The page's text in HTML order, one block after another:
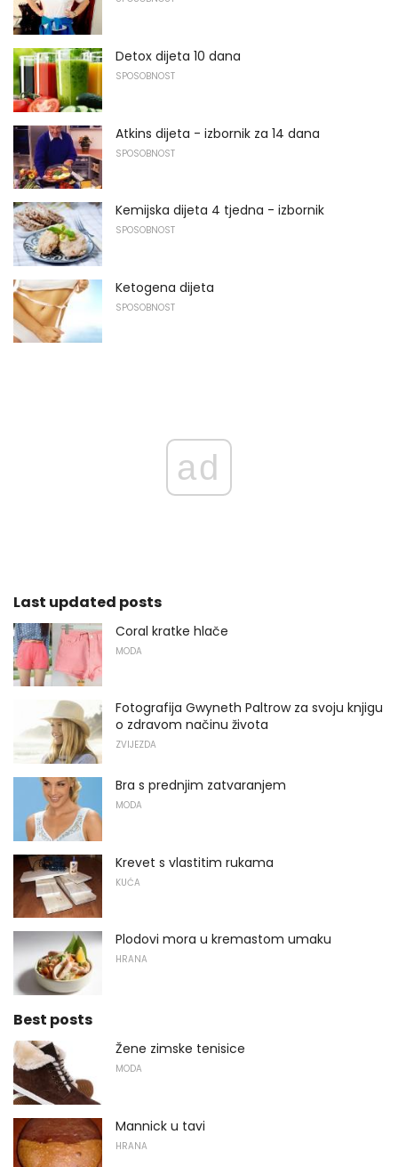
Detox dijeta 10 dana
SPOSOBNOST
Atkins dijeta - izbornik za 14 dana
SPOSOBNOST
Kemijska dijeta 4 tjedna - izbornik
SPOSOBNOST
Ketogena dijeta
SPOSOBNOST
ad
Last updated posts
Coral kratke hlače
MODA
Fotografija Gwyneth Paltrow za svoju knjigu
o zdravom načinu života
ZVIJEZDA
Bra s prednjim zatvaranjem
MODA
Krevet s vlastitim rukama
KUĆA
Plodovi mora u kremastom umaku
HRANA
Best posts
Žene zimske tenisice
MODA
Mannick u tavi
HRANA